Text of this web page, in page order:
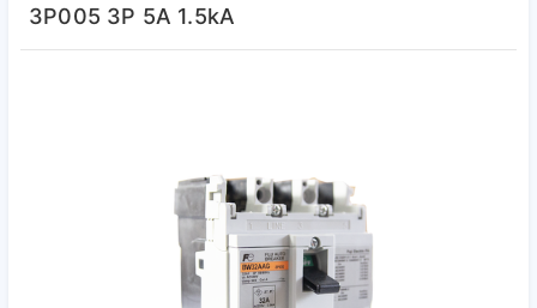
3P005 3P 5A 1.5kA